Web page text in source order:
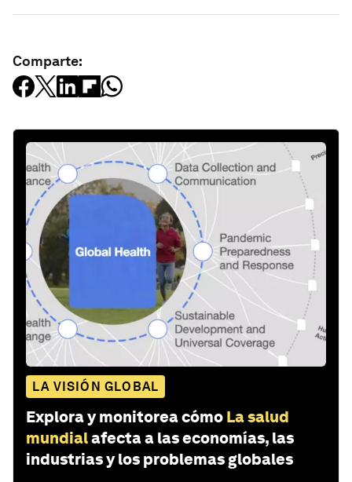
Comparte:
LA VISIÓN GLOBAL
Explora y monitorea cómo La salud
mundialafecta a las economías, las
industrias y los problemas globales